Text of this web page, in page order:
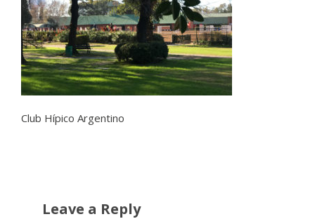
Club Hípico Argentino
Leave a Reply